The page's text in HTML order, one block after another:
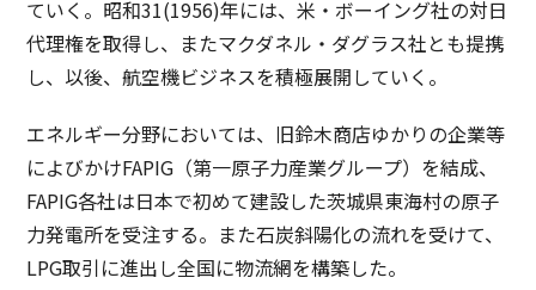
ていく。昭和31(1956)年には、米・ボーイング社の対日
代理権を取得し、またマクダネル・ダグラス社とも提携
し、以後、航空機ビジネスを積極展開していく。
エネルギー分野においては、旧鈴木商店ゆかりの企業等
によびかけFAPIG（第一原子力産業グループ）を結成、
FAPIG各社は日本で初めて建設した茨城県東海村の原子
力発電所を受注する。また石炭斜陽化の流れを受けて、
LPG取引に進出し全国に物流網を構築した。